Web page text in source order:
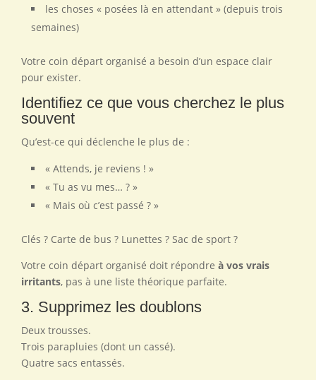
les choses « posées là en attendant » (depuis trois
semaines)
Votre coin départ organisé a besoin d’un espace clair
pour exister.
Identifiez ce que vous cherchez le plus
souvent
Qu’est-ce qui déclenche le plus de :
« Attends, je reviens ! »
« Tu as vu mes… ? »
« Mais où c’est passé ? »
Clés ? Carte de bus ? Lunettes ? Sac de sport ?
Votre coin départ organisé doit répondre à vos vrais
irritants, pas à une liste théorique parfaite.
3. Supprimez les doublons
Deux trousses.
Trois parapluies (dont un cassé).
Quatre sacs entassés.